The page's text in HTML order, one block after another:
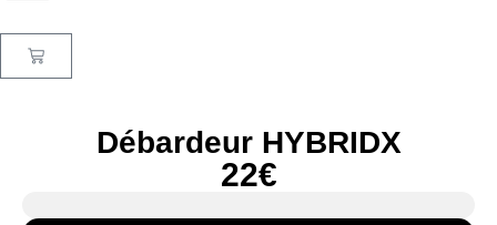
Débardeur HYBRIDX
22€